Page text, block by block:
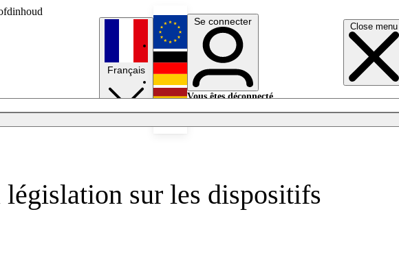
Close menu
Français
English
Deutsch
Se connecter
Vous êtes déconnecté.
législation sur les dispositifs